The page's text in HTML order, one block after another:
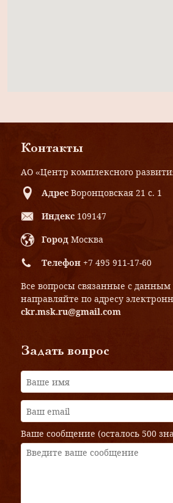
Контакты
АО «Центр комплексного
Адрес Воронцовская 21 с. 1
Индекс 109147
Город Москва
Телефон +7 495 911-17-60
Все вопросы связанные с
направляйте по адресу
ckr.msk.ru@gmail.com
Задать вопрос
Ваше сообщение (осталось 500